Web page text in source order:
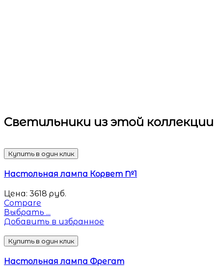
Светильники из этой коллекции
Купить в один клик
Настольная лампа Корвет №1
Цена: 3618 руб.
Compare
Выбрать ...
Добавить в избранное
Купить в один клик
Настольная лампа Фрегат